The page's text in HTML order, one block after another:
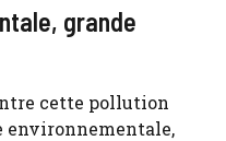
grande
cette pollution
environnementale,